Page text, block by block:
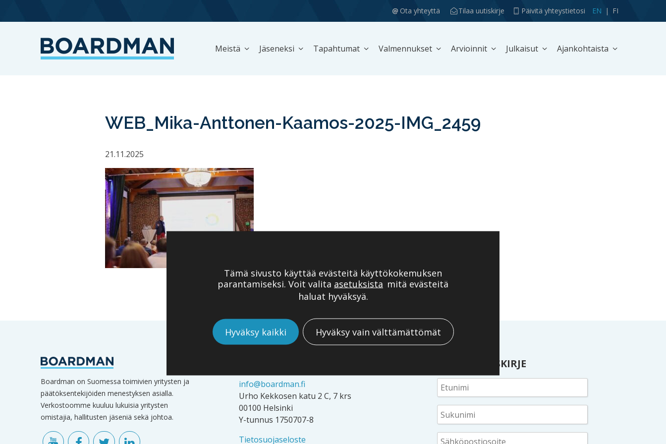
EN FI
Ota yhteyttä Tilaa uutiskirje Päivitä yhteystietosi
Meistä Jäseneksi Tapahtumat Valmennukset Arvioinnit Julkaisut Ajankohtaista
WEB_Mika-Anttonen-Kaamos-2025-IMG_2459
21.11.2025
Boardman on Suomessa toimivien yritysten ja
päätöksentekijöiden menestyksen asialla.
Verkostoomme kuuluu lukuisia yritysten
omistajia, hallitusten jäseniä sekä johtoa.
info@boardman.fi
Urho Kekkosen katu 2 C, 7 krs
00100 Helsinki
Y-tunnus 1750707-8
Tietosuojaseloste
TILAA UUTISKIRJE
Tämä sivusto käyttää evästeitä käyttökokemuksen
parantamiseksi. Voit valita asetuksista mitä evästeitä
haluat hyväksyä.
Hyväksy kaikki Hyväksy vain välttämättömät